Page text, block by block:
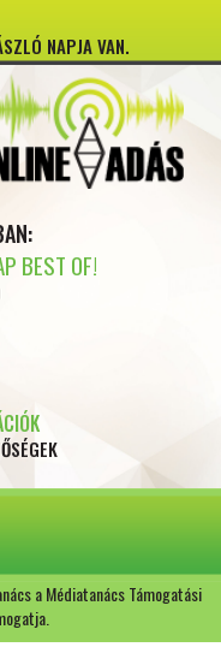
NAPJA VAN.
BEST OF!
a Médiatanács Támogatási